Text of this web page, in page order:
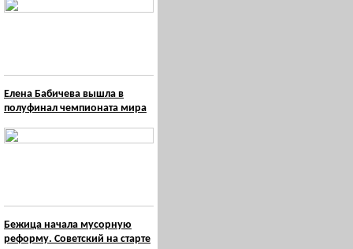
Елена Бабичева вышла в
полуфинал чемпионата мира
Бежица начала мусорную
реформу. Советский на старте